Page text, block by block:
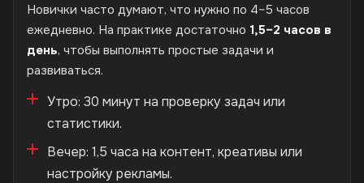
Новички часто думают, что нужно по 4–5 часов
ежедневно. На практике достаточно 1,5–2 часов в
день, чтобы выполнять простые задачи и
развиваться.
Утро: 30 минут на проверку задач или
статистики.
Вечер: 1,5 часа на контент, креативы или
настройку рекламы.